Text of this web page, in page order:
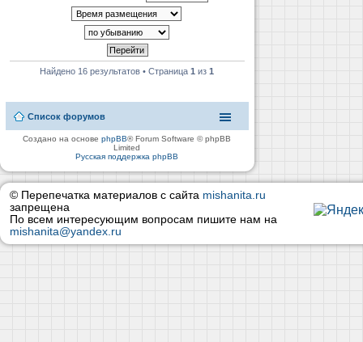
Найдено 16 результатов • Страница1 из1
Список форумов
Создано на основеphpBB® Forum Software © phpBB
Limited
Русская поддержка phpBB
© Перепечатка материалов с сайта mishanita.ru
запрещена
По всем интересующим вопросам пишите нам на
mishanita@yandex.ru